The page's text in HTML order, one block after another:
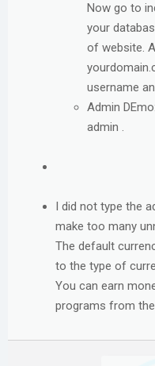
Now go to
your
of website.
username
Admin
admin .
I did not type the
make too many
The default
to the type of
You can earn
programs from